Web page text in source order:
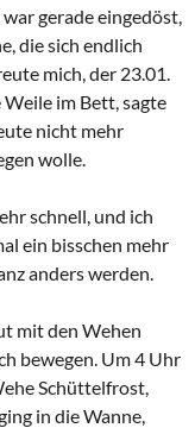
gerade eingedöst,
die sich endlich
mich, der 23.01.
im Bett, sagte
nicht mehr
wolle.
schnell, und ich
ein bisschen mehr
anders werden.
mit den Wehen
bewegen. Um 4 Uhr
Schüttelfrost,
in die Wanne,